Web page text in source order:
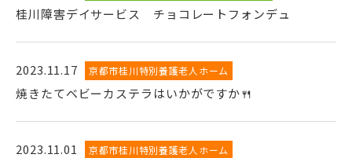
桂川障害デイサービス チョコレートフォンデュ
2023.11.17 京都市桂川特別養護老人ホーム
焼きたてベビーカステラはいかがですか🍴
2023.11.01 京都市桂川特別養護老人ホーム